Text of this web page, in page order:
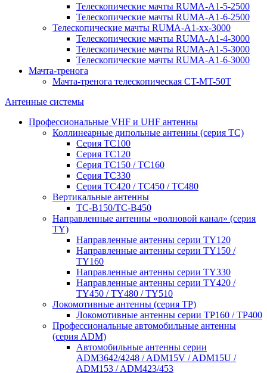
Телескопические мачты RUMA-A1-5-2500
Телескопические мачты RUMA-A1-6-2500
Телескопические мачты RUMA-A1-xx-3000
Телескопические мачты RUMA-A1-4-3000
Телескопические мачты RUMA-A1-5-3000
Телескопические мачты RUMA-A1-6-3000
Мачта-тренога
Мачта-тренога телескопическая CT-MT-50T
Антенные системы
Профессиональные VHF и UHF антенны
Коллинеарные дипольные антенны (серия ТС)
Серия ТС100
Серия ТC120
Серия ТС150 / ТС160
Серия ТС330
Серия ТС420 / ТС450 / ТС480
Вертикальные антенны
ТС-В150/ТС-В450
Направленные антенны «волновой канал» (серия
ТY)
Направленные антенны серии ТY120
Направленные антенны серии ТY150 /
ТY160
Направленные антенны серии ТY330
Направленные антенны серии ТY420 /
ТY450 / ТY480 / ТY510
Локомотивные антенны (серия ТP)
Локомотивные антенны серии ТP160 / ТР400
Профессиональные автомобильные антенны
(серия ADM)
Автомобильные антенны серии
ADM3642/4248 / ADM15V / ADM15U /
ADM153 / ADM423/453